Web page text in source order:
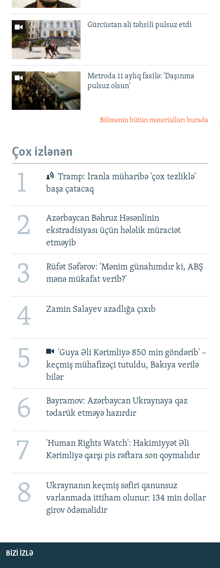
Gürcüstan ali təhsili pulsuz etdi
Metroda 11 aylıq fasilə: 'Daşınma
pulsuz olsun'
Bölmənin bütün materialları burada
Çox izlənən
1
Tramp: İranla müharibə 'çox tezliklə'
başa çatacaq
2
Azərbaycan Bəhruz Həsənlinin
ekstradisiyası üçün hələlik müraciət
etməyib
3
Rüfət Səfərov: 'Mənim günahımdır ki, ABŞ
mənə mükafat verib?'
4 Zamin Salayev azadlığa çıxıb
5
'Guya Əli Kərimliyə 850 min göndərib' –
keçmiş mühafizəçi tutuldu, Bakıya verilə
bilər
6
Bayramov: Azərbaycan Ukraynaya qaz
tədarük etməyə hazırdır
7
'Human Rights Watch': Hakimiyyət Əli
Kərimliyə qarşı pis rəftara son qoymalıdır
8
Ukraynanın keçmiş səfiri qanunsuz
varlanmada ittiham olunur: 134 min dollar
girov ödəməlidir
BIZI IZLƏ